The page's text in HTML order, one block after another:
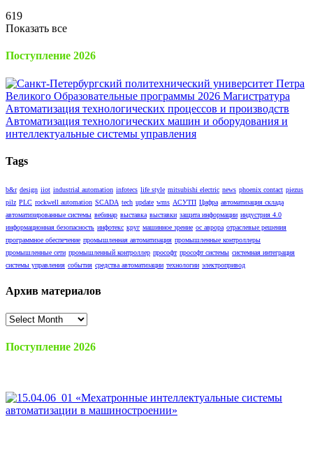
619
Показать все
Поступление 2026
Tags
b&r design iiot industrial automation infotecs life style mitsubishi electric news phoenix contact piezus
pilz PLC rockwell automation SCADA tech update wms АСУТП Цифра автоматизация склада
автоматизированные системы вебинар выставка выставки защита информации индустрия 4.0
информационная безопасность инфотекс круг машинное зрение ос аврора отраслевые решения
программное обеспечение промышленная автоматизация промышленные контроллеры
промышленные сети промышленный контроллер прософт прософт системы системная интеграция
системы управления события средства автоматизации технологии электропривод
Архив материалов
Архив
Поступление 2026